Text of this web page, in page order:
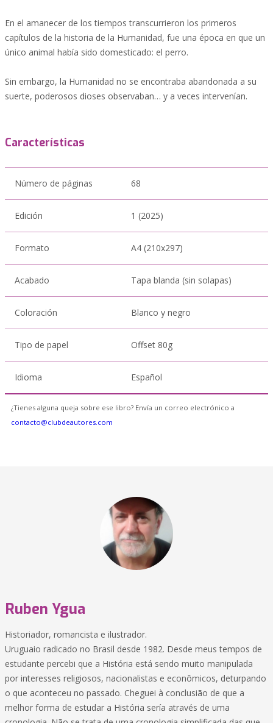
En el amanecer de los tiempos transcurrieron los primeros
capítulos de la historia de la Humanidad, fue una época en que un
único animal había sido domesticado: el perro.
Sin embargo, la Humanidad no se encontraba abandonada a su
suerte, poderosos dioses observaban… y a veces intervenían.
Características
Número de páginas 68
Edición 1 (2025)
Formato A4 (210x297)
Acabado Tapa blanda (sin solapas)
Coloración Blanco y negro
Tipo de papel Offset 80g
Idioma Español
¿Tienes alguna queja sobre ese libro? Envía un correo electrónico a
contacto@clubdeautores.com
Ruben Ygua
Historiador, romancista e ilustrador.
Uruguaio radicado no Brasil desde 1982. Desde meus tempos de
estudante percebi que a História está sendo muito manipulada
por interesses religiosos, nacionalistas e econômicos, deturpando
o que aconteceu no passado. Cheguei à conclusião de que a
melhor forma de estudar a História sería através de uma